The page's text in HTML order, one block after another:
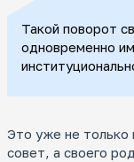
Такой поворот
одновременно
Это уже не
совет, а своего